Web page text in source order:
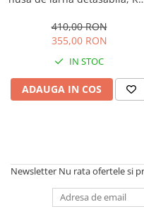
ultracompacta, S1, Gri
410,00 RON
355,00 RON
IN STOC
ADAUGA IN COS
Newsletter Nu rata ofertele si